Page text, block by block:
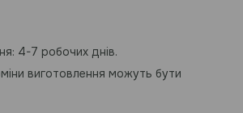
4-7 робочих днів.
виготовлення можуть бути